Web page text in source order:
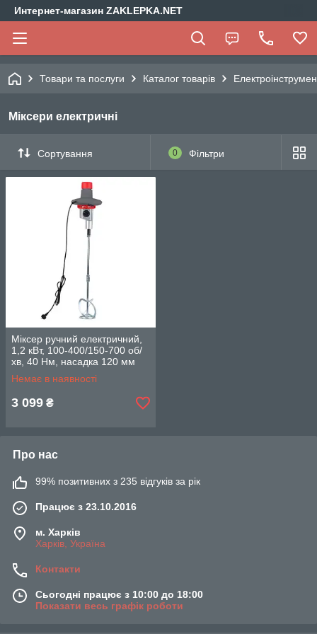
Интернет-магазин ZAKLEPKA.NET
Товари та послуги Каталог товарів
Міксери електричні
Сортування 0 Фільтри
Міксер ручний електричний,
1,2 кВт, 100-400/150-700 об/
хв, 40 Нм, насадка 120 мм
INTERTOOL DT-0130
Немає в наявності
3 099 ₴
Про нас
99% позитивних з 235 відгуків за рік
Працює з 23.10.2016
м. Харків
Харків, Україна
Контакти
Сьогодні працює з 10:00 до 18:00
Показати весь графік роботи